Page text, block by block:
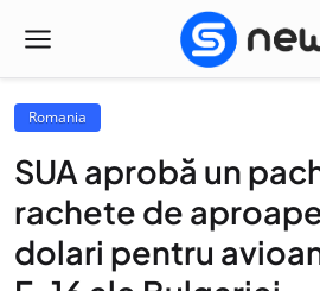
Romania
SUA aprobă un
rachete de
dolari pentru